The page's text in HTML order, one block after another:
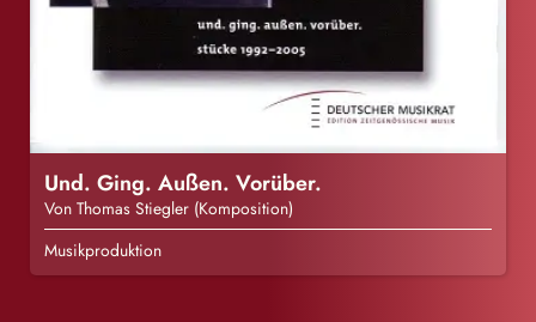
Und. Ging. Außen. Vorüber.
Von Thomas Stiegler (Komposition)
Musikproduktion